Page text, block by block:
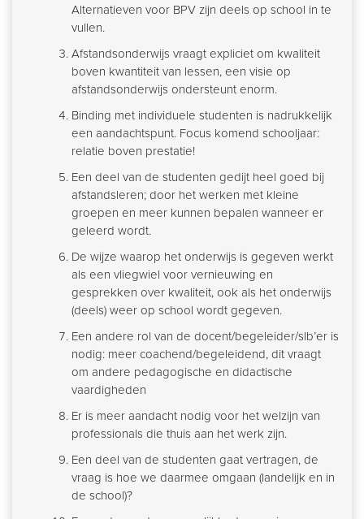
Alternatieven voor BPV zijn deels op school in te
vullen.
Afstandsonderwijs vraagt expliciet om kwaliteit
boven kwantiteit van lessen, een visie op
afstandsonderwijs ondersteunt enorm.
Binding met individuele studenten is nadrukkelijk
een aandachtspunt. Focus komend schooljaar:
relatie boven prestatie!
Een deel van de studenten gedijt heel goed bij
afstandsleren; door het werken met kleine
groepen en meer kunnen bepalen wanneer er
geleerd wordt.
De wijze waarop het onderwijs is gegeven werkt
als een vliegwiel voor vernieuwing en
gesprekken over kwaliteit, ook als het onderwijs
(deels) weer op school wordt gegeven.
Een andere rol van de docent/begeleider/slb’er is
nodig: meer coachend/begeleidend, dit vraagt
om andere pedagogische en didactische
vaardigheden
Er is meer aandacht nodig voor het welzijn van
professionals die thuis aan het werk zijn.
Een deel van de studenten gaat vertragen, de
vraag is hoe we daarmee omgaan (landelijk en in
de school)?